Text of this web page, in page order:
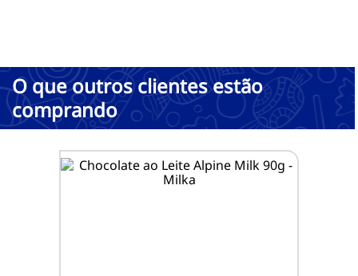
O que outros clientes estão
comprando